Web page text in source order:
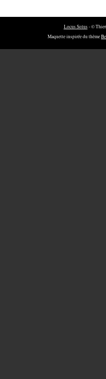
Locus Solus- ©
Maquette inspirée du thème